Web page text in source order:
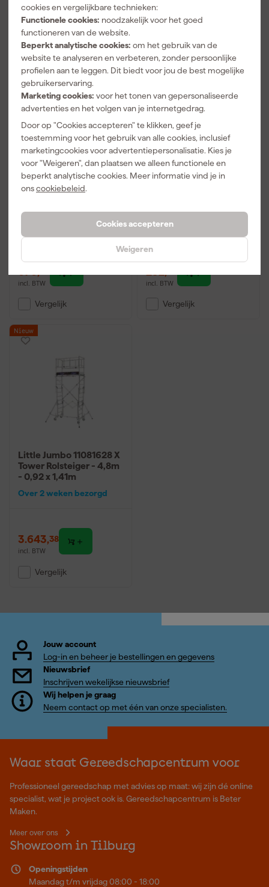
cookies en vergelijkbare technieken:
Functionele cookies: noodzakelijk voor het goed
functioneren van de website.
Beperkt analytische cookies: om het gebruik van de
website te analyseren en verbeteren, zonder persoonlijke
profielen aan te leggen. Dit biedt voor jou de best mogelijke
gebruikerservaring.
Marketing cookies: voor het tonen van gepersonaliseerde
advertenties en het volgen van je internetgedrag.
Door op "Cookies accepteren" te klikken, geef je
toestemming voor het gebruik van alle cookies, inclusief
marketingcookies voor advertentiepersonalisatie. Kies je
voor "Weigeren", dan plaatsen we alleen functionele en
beperkt analytische cookies. Meer informatie vind je in
onscookiebeleid.
Cookies accepteren
Weigeren
316, 89
incl. BTW
Vergelijk
211
incl. BTW
Altrex Fiber-Deck
Over 3 weken bezorgd
incl. BTW
Vergelijk
Over 3 weken bezorgd
incl. BTW
Vergelijk
Nieuw
Little Jumbo 11081628 X
Tower Rolsteiger - 4,8m
- 0,92 x 1,41m
Over 2 weken bezorgd
3.643,38
incl. BTW
Vergelijk
Jouw account
Log-in en beheer je bestellingen en gegevens
Nieuwsbrief
Inschrijven wekelijkse nieuwsbrief
Wij helpen je graag
Neem contact op met één van onze specialisten.
Waar staat Gereedschapcentrum voor
Professioneel gereedschap met advies op maat: wij zijn dé online
specialist, wat je project ook is. Gereedschapcentrum is Beter
Maken.
Meer over ons
Showroom in Tilburg
Openingstijden
Maandag t/m vrijdag 08:00 - 18:00